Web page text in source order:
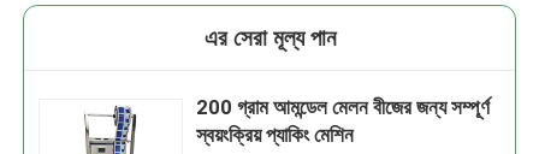
এর সেরা মূল্য পান
200 গ্রাম আমন্ডেল মেলন বীজের জন্য সম্পূর্ণ
স্বয়ংক্রিয় প্যাকিং মেশিন